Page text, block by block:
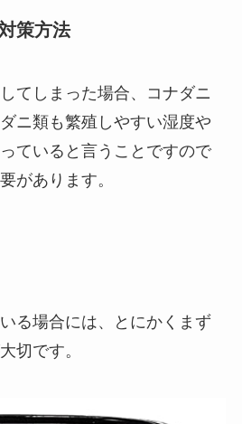
策方法
てしまった場合、コナダニ
ニ類も繁殖しやすい湿度や
ていると言うことですので
があります。
る場合には、とにかくまず
切です。